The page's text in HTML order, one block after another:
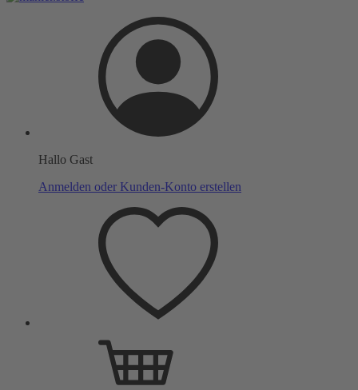
Hallo Gast
Anmelden oder Kunden-Konto erstellen